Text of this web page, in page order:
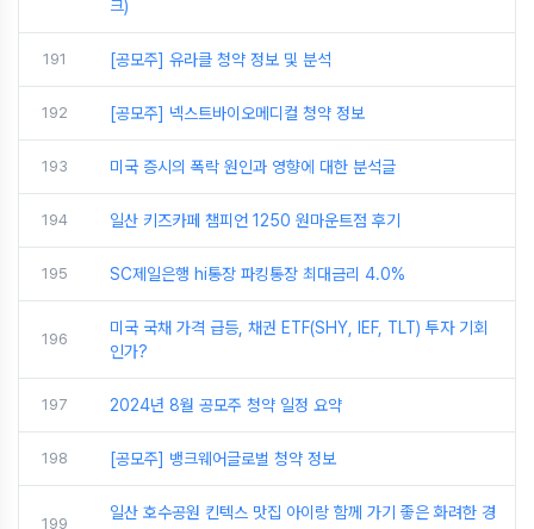
크)
191 [공모주] 유라클 청약 정보 및 분석
192 [공모주] 넥스트바이오메디컬 청약 정보
193 미국 증시의 폭락 원인과 영향에 대한 분석글
194 일산 키즈카페 챔피언 1250 원마운트점 후기
195 SC제일은행 hi통장 파킹통장 최대금리 4.0%
196
미국 국채 가격 급등, 채권 ETF(SHY, IEF, TLT) 투자 기회
인가?
197 2024년 8월 공모주 청약 일정 요약
198 [공모주] 뱅크웨어글로벌 청약 정보
199
일산 호수공원 킨텍스 맛집 아이랑 함께 가기 좋은 화려한 경